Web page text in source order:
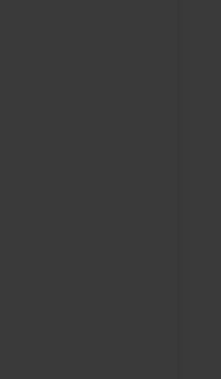
وموظفين دوليين بغرب دارفور
الأسابيع الماضية
دارفور استهدفت قيادات
النظامية وموظفين
وفق ما أفادت به مصادر